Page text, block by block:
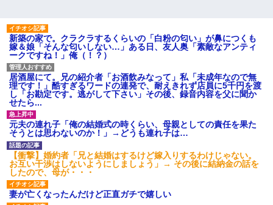
るｗｗｗｗｗｗ「こんな高い
の？ｗｗ」「逆に超安い」
私「ちょっと、人の家の金庫
触らないでよ！」キチママ『そ
こに金庫があったから、開けて
みようとしただけ☆』義兄「泥
は出てけ！二度と来るな！」結
果・・・
私「初めて飲む味だけどなん
のお茶？」彼「ちっ！」私「」
【GIF】JSのカンチョーワロ
タ
後続車にクラクションを鳴ら
され彼氏が逆切れ。「何クラク
ション鳴らしてんだ！降りてこ
いよ！」と怒鳴りだし...
【衝撃】報酬100万円超の治験
募集がこちらｗｗｗｗｗ(※画像
あり)
新築の家で。クラクラするくらいの「白粉の匂い」が鼻につくも
嫁＆娘「そんな匂いしない…」ある日、友人奥「素敵なアンティ
ークですね！」俺（！？）
居酒屋にて。兄の紹介者「お酒飲みなって」私「未成年なので無
理です！」酷すぎるワードの連発で、耐えきれず店員に5千円を渡
し「お勘定です。逃がして下さい」その後、録音内容を父に聞か
せたら...
元夫の連れ子「俺の結婚式の時くらい、母親としての責任を果た
そうとは思わないのか！」→どうも連れ子は…
【衝撃】婚約者「兄と結婚はするけど嫁入りするわけじゃない。
お互い干渉はしないようにしましょう」→ その後に結納金の話を
したので、母が・・・
妻が亡くなったんだけど正直ガチで嬉しい